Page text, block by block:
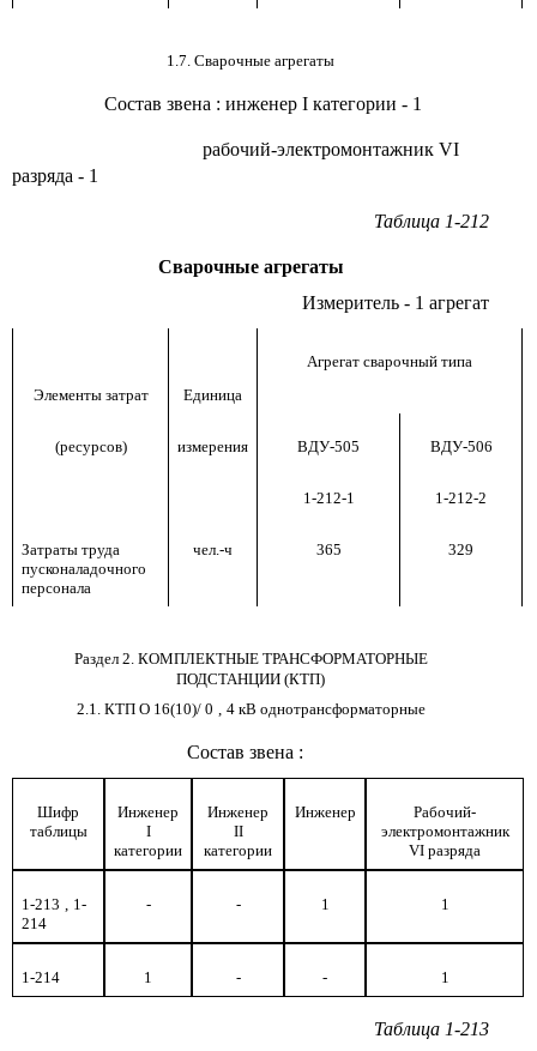
1.7. Сварочные агрегаты
Состав звена : инженерI категории - 1
рабочий-электромонтажник VI
разряда - 1
Таблица 1-212
Сварочные агрегаты
Измеритель - 1 агрегат
Элементы затрат Единица
Агрегат сварочный типа
(ресурсов) измерения ВДУ-505 ВДУ-506
1-212-1 1-212-2
Затраты труда
пусконаладочного
персонала
чел.-ч 365 329
Раздел 2. КОМПЛЕКТНЫЕ ТРАНСФОРМАТОРНЫЕ
ПОДСТАНЦИИ (КТП)
2.1. КТП О 16(10)/0 4 кВ однотрансформаторные
Состав звена :
Шифр
таблицы
Инженер
I
категории
Инженер
II
категории
Инженер
Рабочий-
электромонтажник
VI разряда
1-213
1-
214
- - 1 1
1-214 1 - - 1
Таблица 1-213